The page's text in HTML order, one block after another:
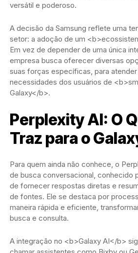
versátil e poderoso.
A decisão da Samsung reflete uma
setor: a adoção de um
Em vez de depender de uma única
empresa busca oferecer diversas
suas forças específicas, para atender
necessidades dos usuários de
Galaxy</b>.
Perplexity AI: O
Traz para o
Para quem ainda não conhece, o
de busca conversacional, conhecido
de fornecer respostas diretas e
de fontes. Ele se destaca por
maneira rápida e eficiente,
busca e consulta.
A integração no <b>Galaxy AI</b>